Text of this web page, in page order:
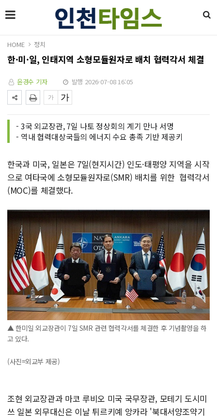
HOME 정치
한·미·일, 인태지역 소형모듈원자로 배치 협력각서 체결
윤경수 기자 발행 2026-07-08 16:05
- 3국 외교장관, 7일 나토 정상회의 계기 만나 서명
- 역내 협력대상국들의 에너지 수요 총족 기반 제공키
한국과 미국, 일본은 7일(현지시간) 인도·태평양 지역을 시작
으로 여타국에 소형모듈원자로(SMR) 배치를 위한 협력각서
(MOC)를 체결했다.
▲ 한미일 외교장관이 7일 SMR 관련 협력각서를 체결한 후 기념촬영을 하
고 있다.
(사진=외교부 제공)
조현 외교장관과 마코 루비오 미국 국무장관, 모테기 도시미
쓰 일본 외무대신은 이날 튀르키예 앙카라 '북대서양조약기